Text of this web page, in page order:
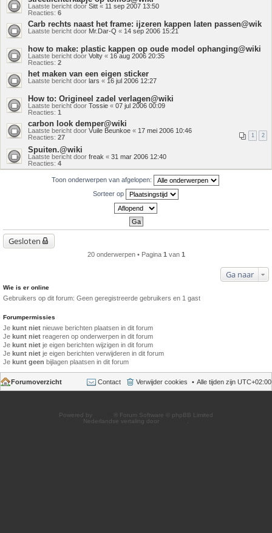
Laatste bericht doorSitt « 11 sep 2007 13:50
Reacties: 6
Carb rechts naast het frame: ijzeren kappen laten passen@wik
Laatste bericht door Mr.Dar-Q « 14 sep 2006 15:21
how to make: plastic kappen op oude model ophanging@wiki
Laatste bericht door Volty « 16 aug 2006 20:35
Reacties: 2
het maken van een eigen sticker
Laatste bericht door lars « 16 jul 2006 12:27
How to: Origineel zadel verlagen@wiki
Laatste bericht door Tossie « 07 jul 2006 00:09
Reacties: 1
carbon look demper@wiki
Laatste bericht door Vuile Beunkoe « 17 mei 2006 10:46
Reacties: 27 1 2
Spuiten.@wiki
Laatste bericht door freak « 31 mar 2006 12:40
Reacties: 4
Toon onderwerpen van afgelopen:
Sorteer op
Gesloten
20 onderwerpen • Pagina 1 van 1
Ga naar
Wie is er online
Gebruikers op dit forum: Geen geregistreerde gebruikers en 1 gast
Forumpermissies
Je kunt niet nieuwe berichten plaatsen in dit forum
Je kunt niet reageren op onderwerpen in dit forum
Je kunt niet je eigen berichten wijzigen in dit forum
Je kunt niet je eigen berichten verwijderen in dit forum
Je kunt geen bijlagen plaatsen in dit forum
Forumoverzicht Alle tijden zijn UTC+02:00
Verwijder cookies
Contact
Powered by
® Forum Software © phpBB Limited
Nederlandse vertaling door